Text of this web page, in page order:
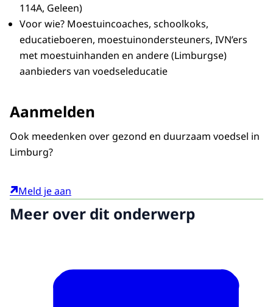
114A, Geleen)
Voor wie? Moestuincoaches, schoolkoks,
educatieboeren, moestuinondersteuners, IVN’ers
met moestuinhanden en andere (Limburgse)
aanbieders van voedseleducatie
Aanmelden
Ook meedenken over gezond en duurzaam voedsel in
Limburg?
Meld je aan
Meer over dit onderwerp